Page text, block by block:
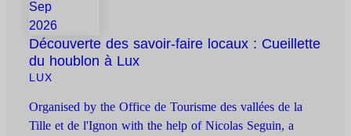
Sep
2026
Découverte des savoir-faire locaux : Cueillette
du houblon à Lux
LUX
Organised by the Office de Tourisme des vallées de la
Tille et de l'Ignon with the help of Nicolas Seguin, a